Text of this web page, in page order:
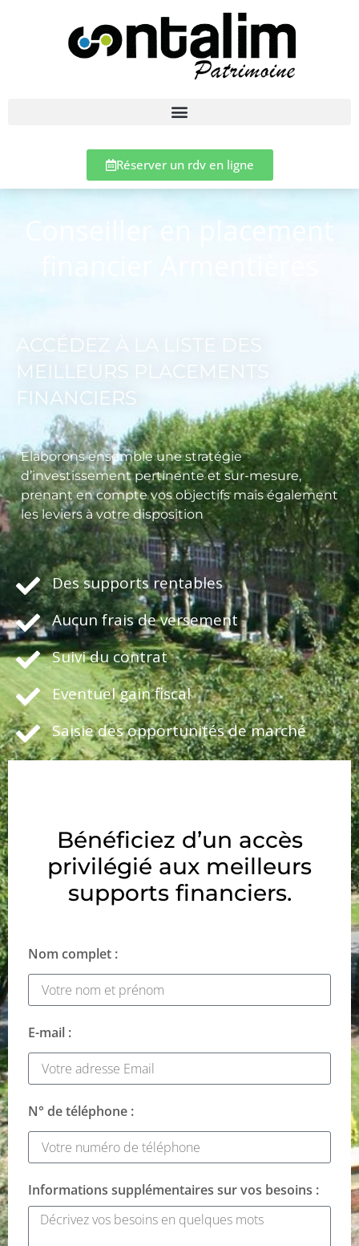
Réserver un rdv en ligne
Conseiller en placement
ACCÉDEZ À LA LISTE DES
MEILLEURS PLACEMENTS
FINANCIERS
Elaborons ensemble une stratégie
d’investissement pertinente et sur-mesure,
prenant en compte vos objectifs mais également
les leviers à votre disposition
Des supports rentables
Aucun frais de versement
Suivi du contrat
Eventuel gain fiscal
Saisie des opportunités de marché
Bénéficiez d’un accès
privilégié aux meilleurs
supports financiers.
Nom complet :
E-mail :
N° de téléphone :
Informations supplémentaires sur vos besoins :